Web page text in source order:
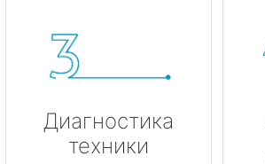
Диагностика
техники